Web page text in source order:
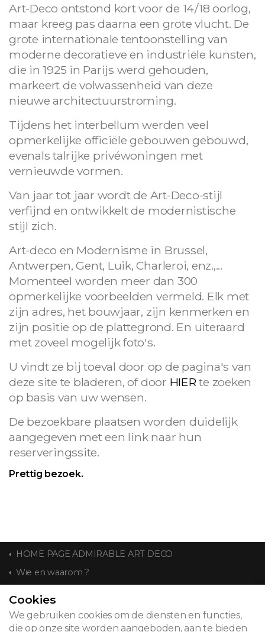
Art-Deco ontstond kort voor de 14/18 oorlog,
maar kreeg pas daarna een grote vlucht. De
grote internationale tentoonstelling van
moderne decoratieve en industriële kunsten,
die in 1925 in Parijs werd gehouden,
markeert de volwassenheid van deze
nieuwe architectuurstroming.
Tijdens het interbellum werden veel
opmerkelijke officiële gebouwen gebouwd,
evenals talrijke privéwoningen met
vernieuwde vormen.
Van jaar tot jaar wordt de Art-Deco-stijl
verfijnd en ontwikkelt de modernistische
stijl zich.
Art-deco en Modernisme in Brussel,
Antwerpen, Gent, Luik, Charleroi, enz.,...
Momenteel worden meer dan 300
opmerkelijke voorbeelden vermeld. Elk met
zijn adres, het bouwjaar, zijn kenmerken en
zijn positie op de plattegrond. En uiteraard
met zoveel mogelijk foto's.
U vindt ze bij toeval door op de pagina's van
deze site te bladeren, of door HIER te zoeken
op basis van uw wensen.
De bezoekbare plaatsen worden duidelijk
aangegeven met een link naar hun
reserveringssite.
Prettig bezoek.
HOME PAGE ADMIRABLE ART DECO
Wie en waarom ?
CONTACT
Cookies
We gebruiken cookies om de diensten en functies,
die op onze site worden aangeboden, aan te bieden